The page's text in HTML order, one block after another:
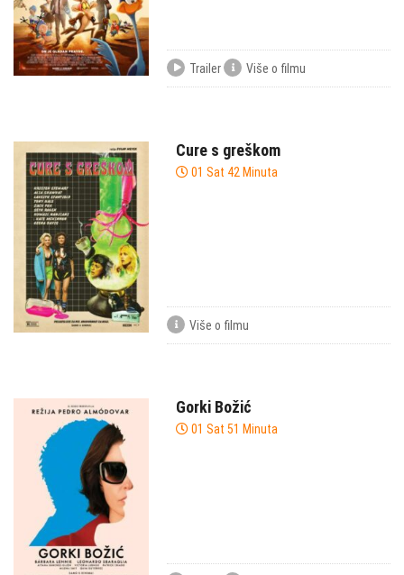
Trailer Više o filmu
Cure s greškom
01 Sat 42 Minuta
Više o filmu
Gorki Božić
01 Sat 51 Minuta